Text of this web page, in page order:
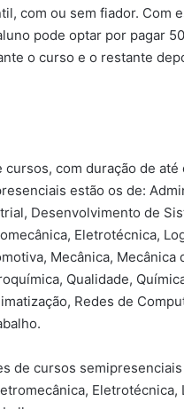
com ou sem fiador. Com
pode optar por pagar
o curso e o restante
cursos, com duração de até
estão os de:
Desenvolvimento de
Eletrotécnica,
Mecânica, Mecânica
Qualidade,
Redes de
de cursos semipresenciais
Eletrotécnica,